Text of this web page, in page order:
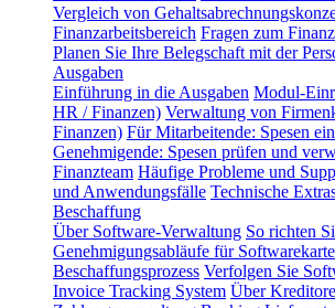
Vergleich von
Finanzarbeitsbereich Fragen zum
Planen Sie Ihre Belegschaft mit der
Ausgaben
Einführung in die Ausgaben Modul-
HR / Finanzen) Verwaltung von
Finanzen) Für Mitarbeitende: Spesen
Genehmigende: Spesen prüfen und
Finanzteam Häufige Probleme und
und Anwendungsfälle Technische
Beschaffung
Über Software-Verwaltung So richten
Genehmigungsabläufe für
Beschaffungsprozess Verfolgen Sie
Invoice Tracking System Über